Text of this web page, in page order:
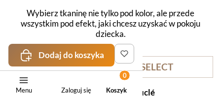
Wybierz tkaninę nie tylko pod kolor, ale przede
wszystkim pod efekt, jaki chcesz uzyskać w pokoju
dziecka.
BOUNCE / ABRIAMO SELECT
Efekt: przytulne bouclé
Dodaj do koszyka
Menu Zaloguj się Koszyk